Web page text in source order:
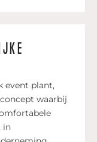
event plant,
waarbij
in